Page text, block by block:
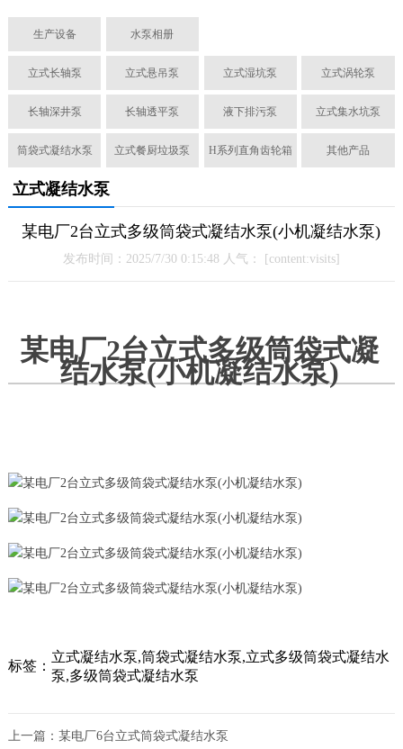
生产设备 水泵相册
立式长轴泵 立式悬吊泵 立式湿坑泵 立式涡轮泵
长轴深井泵 长轴透平泵 液下排污泵 立式集水坑泵
筒袋式凝结水泵 立式餐厨垃圾泵 H系列直角齿轮箱 其他产品
立式凝结水泵
某电厂2台立式多级筒袋式凝结水泵(小机凝结水泵)
发布时间：2025/7/30 0:15:48 人气： [content:visits]
某电厂2台立式多级筒袋式凝
结水泵(小机凝结水泵)
标签：
立式凝结水泵,筒袋式凝结水泵,立式多级筒袋式凝结水
泵,多级筒袋式凝结水泵
上一篇： 某电厂6台立式筒袋式凝结水泵